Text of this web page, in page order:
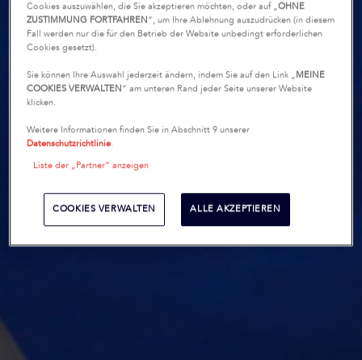
Cookies auszuwählen, die Sie akzeptieren möchten, oder auf „OHNE
ZUSTIMMUNG FORTFAHREN“, um Ihre Ablehnung auszudrücken (in diesem
Fall werden nur die für den Betrieb der Website unbedingt erforderlichen
Cookies gesetzt).
Sie können Ihre Auswahl jederzeit ändern, indem Sie auf den Link „MEINE
COOKIES VERWALTEN“ am unteren Rand jeder Seite unserer Website
klicken.
Weitere Informationen finden Sie in Abschnitt 9 unserer
Datenschutzrichtlinie.
Liste der „Partner“ anzeigen
COOKIES VERWALTEN ALLE AKZEPTIEREN